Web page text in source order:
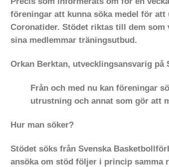
föreningar att kunna söka medel för
Coronatider. Stödet riktas till dem som
sina medlemmar träningsutbud.
Orkan Berktan, utvecklingsansvarig på
Från och med nu kan föreningar
utrustning och annat som gör att
Hur man söker?
Stödet söks från Svenska
ansöka om stöd följer i princip samma